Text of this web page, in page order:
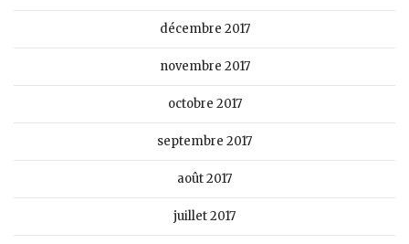
décembre 2017
novembre 2017
octobre 2017
septembre 2017
août 2017
juillet 2017